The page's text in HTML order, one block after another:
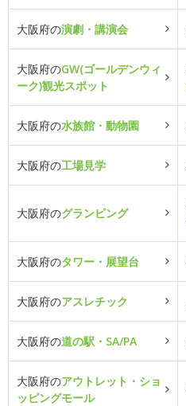
大阪府の演劇・講演会
大阪府のGW(ゴールデンウィ
ーク)観光スポット
大阪府の水族館・動物園
大阪府の工場見学
大阪府のグランピング
大阪府のタワー・展望台
大阪府のアスレチック
大阪府の道の駅・SA/PA
大阪府のアウトレット・ショ
ッピングモール